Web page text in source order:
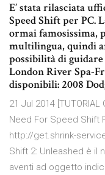
E’ stata rilasciata
Speed Shift per PC.
ormai famosissima,
multilingua, quindi
possibilità di
London River Spa-
disponibili: 2008
21 Jul 2014
Need For Speed Shift
http://get.shrink-
Shift 2: Unleashed è il
aventi ad oggetto